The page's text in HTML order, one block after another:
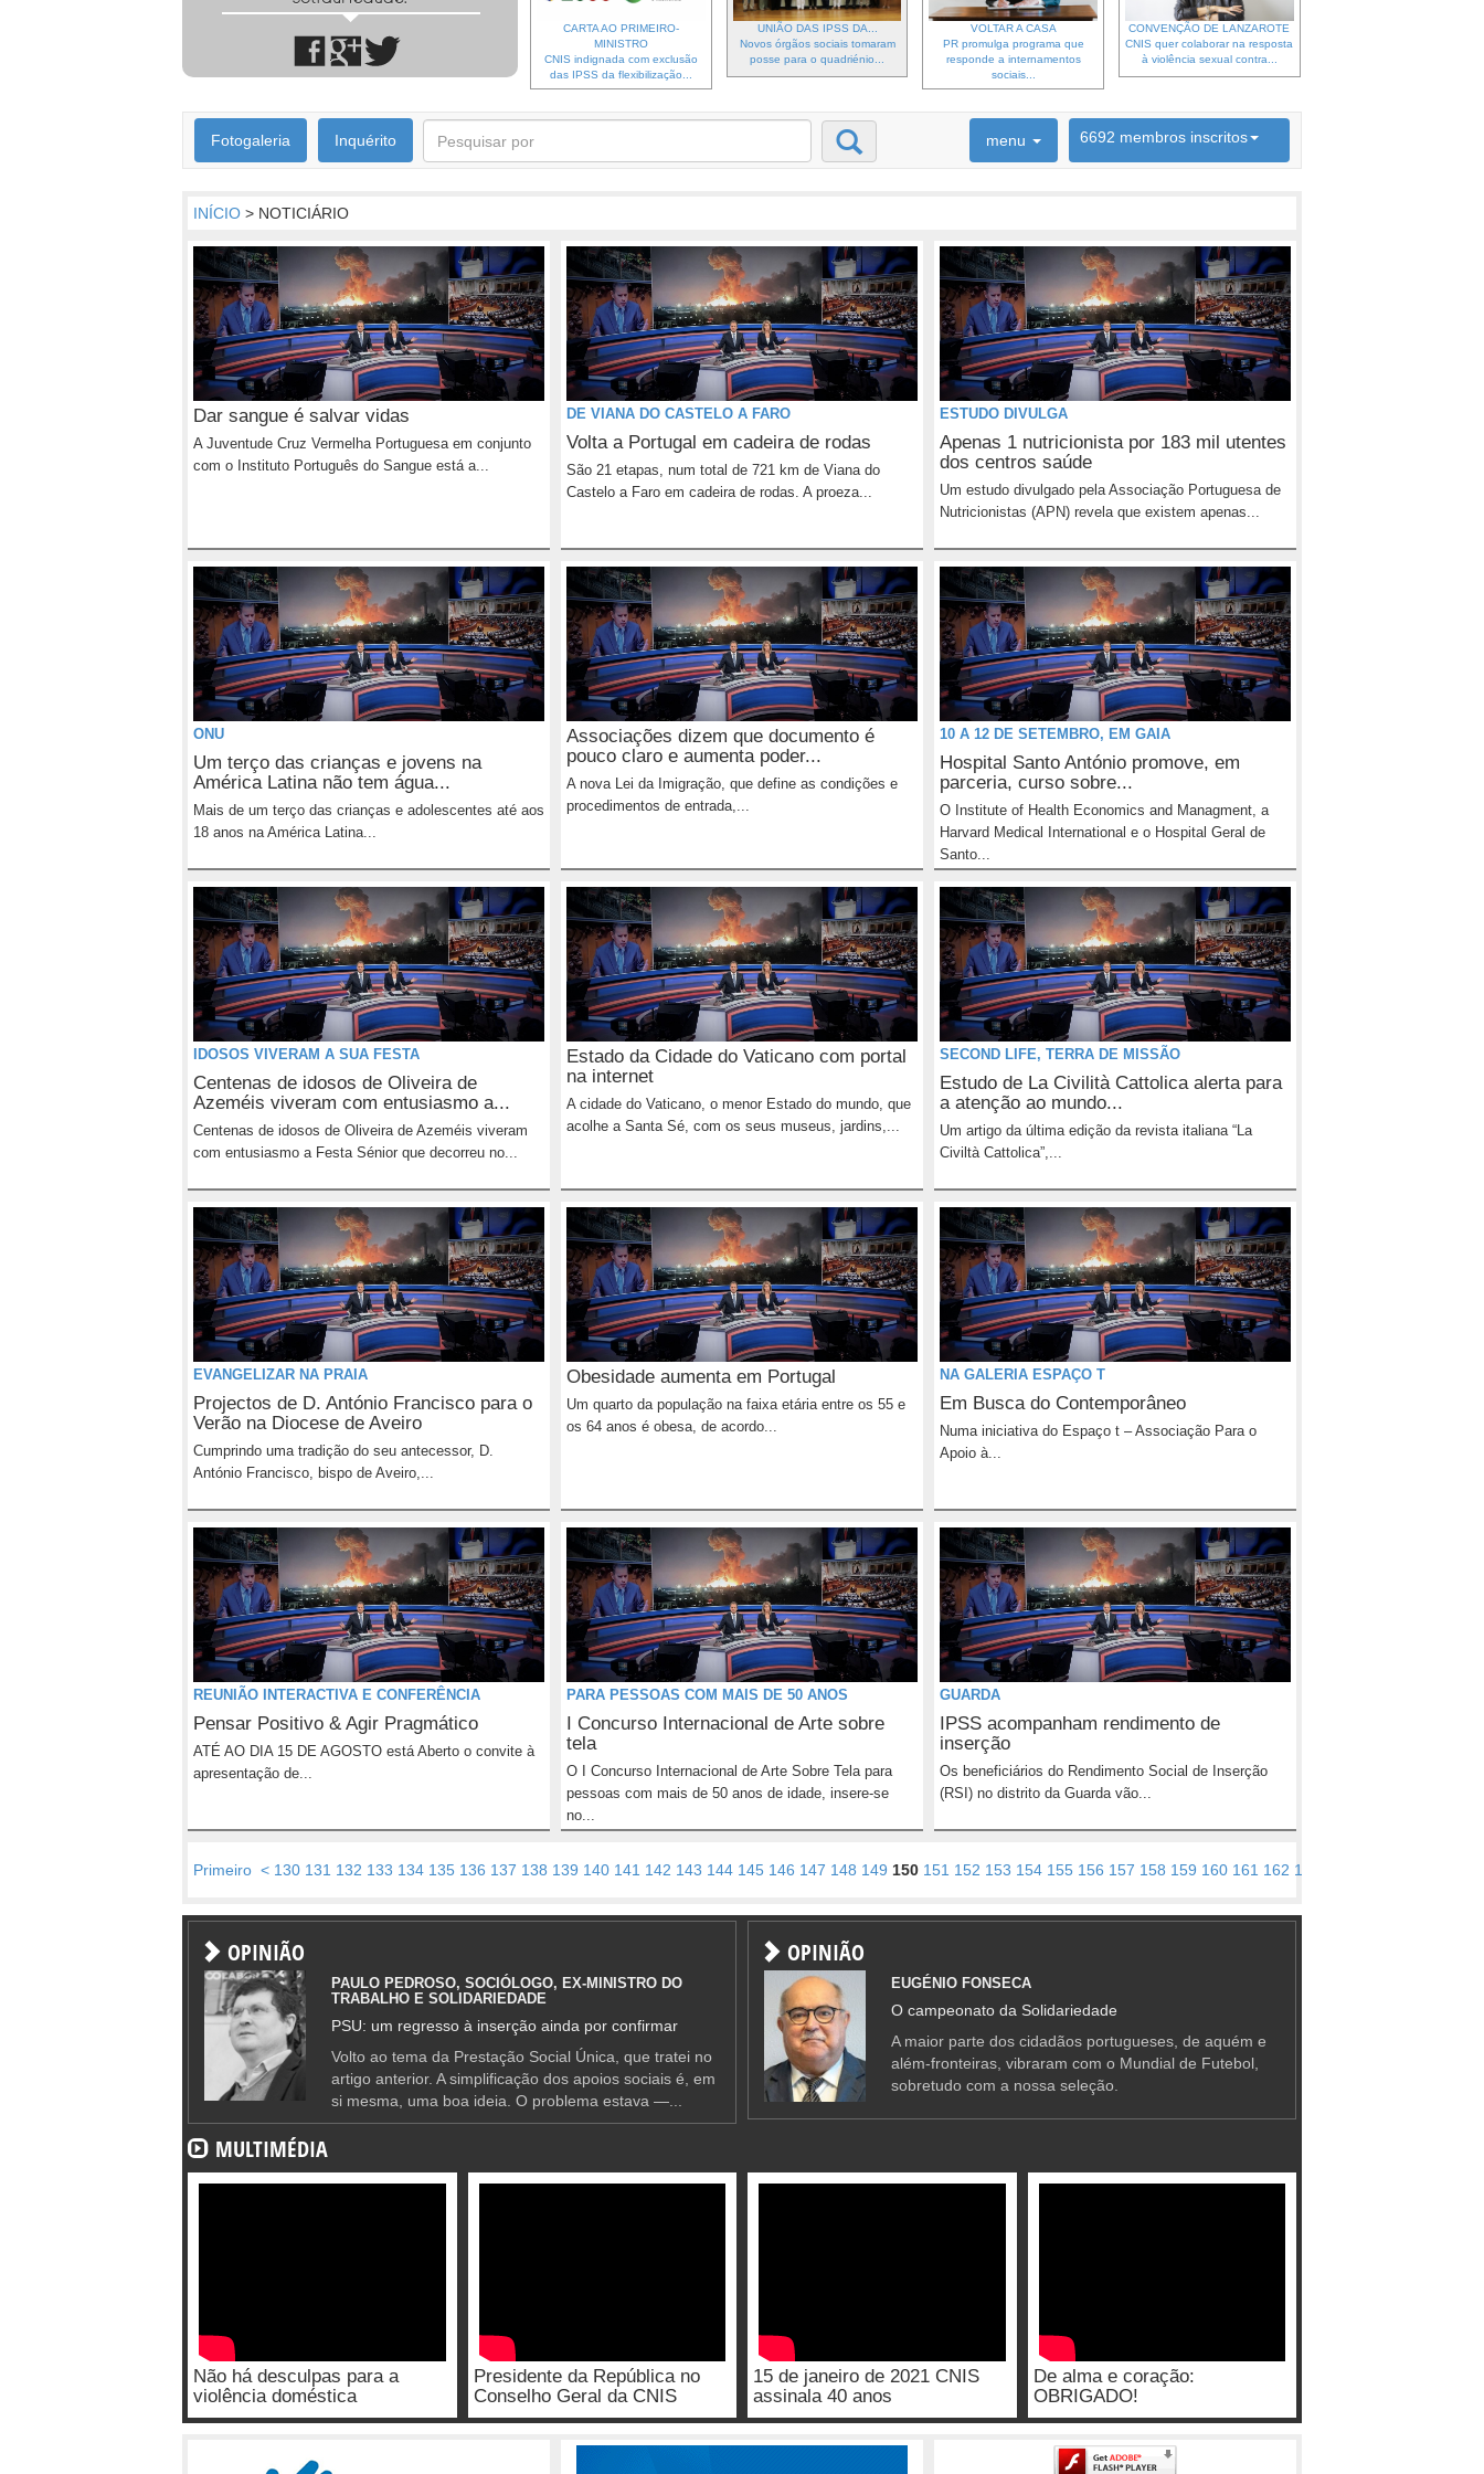
CARTA AO PRIMEIRO-
MINISTRO
CNIS indignada com exclusão
das IPSS da flexibilização...
UNIÃO DAS IPSS DA...
Novos órgãos sociais tomaram
posse para o quadriénio...
VOLTAR A CASA
PR promulga programa que
responde a internamentos
sociais...
CONVENÇÃO DE LANZAROTE
CNIS quer colaborar na resposta
à violência sexual contra...
Fotogaleria Inquérito menu 6692 membros inscritos
INÍCIO > NOTICIÁRIO
Dar sangue é salvar vidas
A Juventude Cruz Vermelha Portuguesa em conjunto
com o Instituto Português do Sangue está a...
DE VIANA DO CASTELO A FARO
Volta a Portugal em cadeira de rodas
São 21 etapas, num total de 721 km de Viana do
Castelo a Faro em cadeira de rodas. A proeza...
ESTUDO DIVULGA
Apenas 1 nutricionista por 183 mil utentes
dos centros saúde
Um estudo divulgado pela Associação Portuguesa de
Nutricionistas (APN) revela que existem apenas...
ONU
Um terço das crianças e jovens na
América Latina não tem água...
Mais de um terço das crianças e adolescentes até aos
18 anos na América Latina...
Associações dizem que documento é
pouco claro e aumenta poder...
A nova Lei da Imigração, que define as condições e
procedimentos de entrada,...
10 A 12 DE SETEMBRO, EM GAIA
Hospital Santo António promove, em
parceria, curso sobre...
O Institute of Health Economics and Managment, a
Harvard Medical International e o Hospital Geral de
Santo...
IDOSOS VIVERAM A SUA FESTA
Centenas de idosos de Oliveira de
Azeméis viveram com entusiasmo a...
Centenas de idosos de Oliveira de Azeméis viveram
com entusiasmo a Festa Sénior que decorreu no...
Estado da Cidade do Vaticano com portal
na internet
A cidade do Vaticano, o menor Estado do mundo, que
acolhe a Santa Sé, com os seus museus, jardins,...
SECOND LIFE, TERRA DE MISSÃO
Estudo de La Civilità Cattolica alerta para
a atenção ao mundo...
Um artigo da última edição da revista italiana “La
Civiltà Cattolica”,...
EVANGELIZAR NA PRAIA
Projectos de D. António Francisco para o
Verão na Diocese de Aveiro
Cumprindo uma tradição do seu antecessor, D.
António Francisco, bispo de Aveiro,...
Obesidade aumenta em Portugal
Um quarto da população na faixa etária entre os 55 e
os 64 anos é obesa, de acordo...
NA GALERIA ESPAÇO T
Em Busca do Contemporâneo
Numa iniciativa do Espaço t – Associação Para o
Apoio à...
REUNIÃO INTERACTIVA E CONFERÊNCIA
Pensar Positivo & Agir Pragmático
ATÉ AO DIA 15 DE AGOSTO está Aberto o convite à
apresentação de...
PARA PESSOAS COM MAIS DE 50 ANOS
I Concurso Internacional de Arte sobre
tela
O I Concurso Internacional de Arte Sobre Tela para
pessoas com mais de 50 anos de idade, insere-se
no...
GUARDA
IPSS acompanham rendimento de
inserção
Os beneficiários do Rendimento Social de Inserção
(RSI) no distrito da Guarda vão...
Primeiro < 130 131 132 133 134 135 136 137 138 139 140 141 142 143 144 145 146 147 148 149 150 151 152 153 154 155 156 157 158 159 160 161 162 163
OPINIÃO
PAULO PEDROSO, SOCIÓLOGO, EX-MINISTRO DO
TRABALHO E SOLIDARIEDADE
PSU: um regresso à inserção ainda por confirmar
Volto ao tema da Prestação Social Única, que tratei no
artigo anterior. A simplificação dos apoios sociais é, em
si mesma, uma boa ideia. O problema estava —...
OPINIÃO
EUGÉNIO FONSECA
O campeonato da Solidariedade
A maior parte dos cidadãos portugueses, de aquém e
além-fronteiras, vibraram com o Mundial de Futebol,
sobretudo com a nossa seleção.
MULTIMÉDIA
Não há desculpas para a
violência doméstica
Presidente da República no
Conselho Geral da CNIS
15 de janeiro de 2021 CNIS
assinala 40 anos
De alma e coração:
OBRIGADO!